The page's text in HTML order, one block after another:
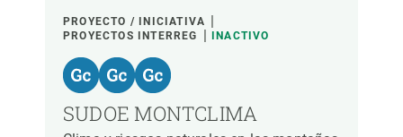
PROYECTO / INICIATIVA
PROYECTOS INTERREG
INACTIVO
SUDOE MONTCLIMA